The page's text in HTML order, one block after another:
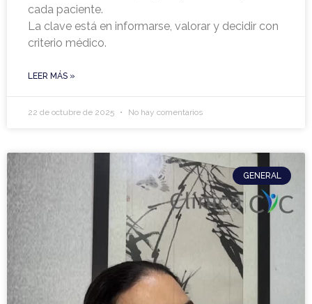
cada paciente.
La clave está en informarse, valorar y decidir con
criterio médico.
LEER MÁS »
22 de octubre de 2025 No hay comentarios
GENERAL